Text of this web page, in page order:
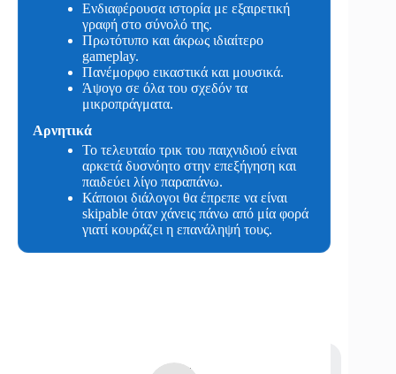
Ενδιαφέρουσα ιστορία με εξαιρετική
γραφή στο σύνολό της.
Πρωτότυπο και άκρως ιδιαίτερο
gameplay.
Πανέμορφο εικαστικά και μουσικά.
Άψογο σε όλα του σχεδόν τα
μικροπράγματα.
Αρνητικά
Το τελευταίο τρικ του παιχνιδιού είναι
αρκετά δυσνόητο στην επεξήγηση και
παιδεύει λίγο παραπάνω.
Κάποιοι διάλογοι θα έπρεπε να είναι
skipable όταν χάνεις πάνω από μία φορά
γιατί κουράζει η επανάληψή τους.